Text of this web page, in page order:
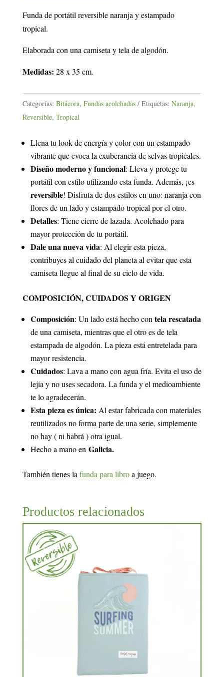
Funda de portátil reversible naranja y estampado
tropical.
Elaborada con una camiseta y tela de algodón.
Medidas: 28 x 35 cm.
Categorías: Bitácora, Fundas acolchadas Etiquetas: Naranja,
Reversible, Tropical
Llena tu look de energía y color con un estampado
vibrante que evoca la exuberancia de selvas tropicales.
Diseño moderno y funcional: Lleva y protege tu
portátil con estilo utilizando esta funda. Además, ¡es
reversible! Disfruta de dos estilos en uno: naranja con
flores de un lado y estampado tropical por el otro.
Detalles: Tiene cierre de lazada. Acolchado para
mayor protección de tu portátil.
Dale una nueva vida: Al elegir esta pieza,
contribuyes al cuidado del planeta al evitar que esta
camiseta llegue al final de su ciclo de vida.
COMPOSICIÓN, CUIDADOS Y ORIGEN
Composición: Un lado está hecho con tela rescatada
de una camiseta, mientras que el otro es de tela
estampada de algodón. La pieza está entretelada para
mayor resistencia.
Cuidados: Lava a mano con agua fría. Evita el uso de
lejía y no uses secadora. La funda y el medioambiente
te lo agradecerán.
Esta pieza es única: Al estar fabricada con materiales
reutilizados no forma parte de una serie, simplemente
no hay ( ni habrá ) otra igual.
Hecho a mano en Galicia.
También tienes la funda para libroa juego.
Productos relacionados